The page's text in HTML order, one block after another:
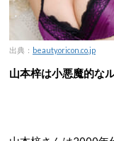
出典： beauty.oricon.co.jp
山本梓は小悪魔的な